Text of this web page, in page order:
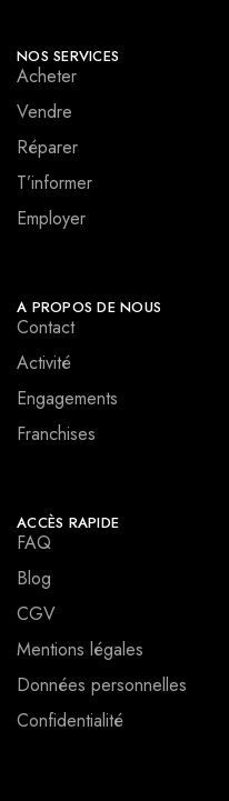
NOS SERVICES
Acheter
Vendre
Réparer
T’informer
Employer
A PROPOS DE NOUS
Contact
Activité
Engagements
Franchises
ACCÈS RAPIDE
FAQ
Blog
CGV
Mentions légales
Données personnelles
Confidentialité